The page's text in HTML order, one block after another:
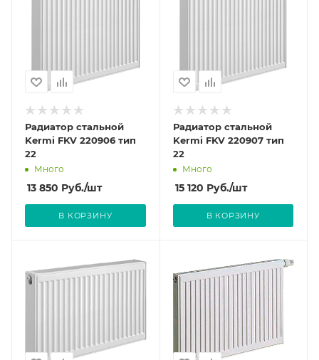
Радиатор стальной
Kermi FKV 220906 тип
22
Много
13 850 Руб./шт
В КОРЗИНУ
Радиатор стальной
Kermi FKV 220907 тип
22
Много
15 120 Руб./шт
В КОРЗИНУ